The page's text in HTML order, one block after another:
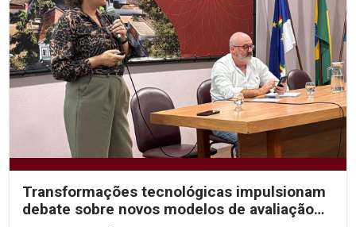
Transformações tecnológicas impulsionam
debate sobre novos modelos de avaliação